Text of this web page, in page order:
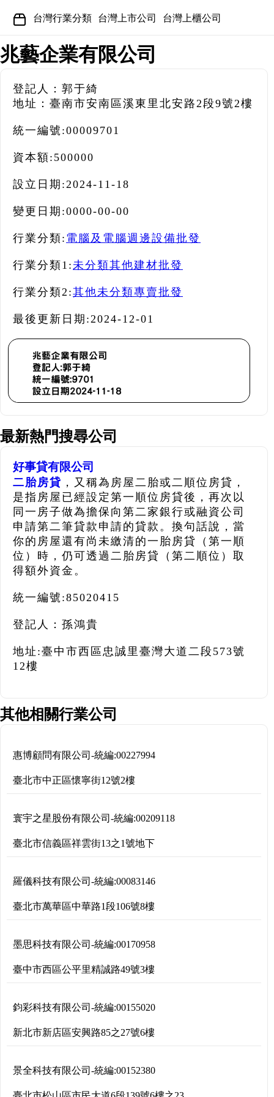
台灣行業分類 台灣上市公司 台灣上櫃公司
兆藝企業有限公司
登記人：郭于綺
地址：臺南市安南區溪東里北安路2段9號2樓
統一編號:00009701
資本額: 500000
設立日期:2024-11-18
變更日期:0000-00-00
行業分類: 電腦及電腦週邊設備批發
行業分類1:未分類其他建材批發
行業分類2:其他未分類專賣批發
最後更新日期:2024-12-01
最新熱門搜尋公司
好事貸有限公司
二胎房貸 ，又稱為房屋二胎或二順位房貸，
是指房屋已經設定第一順位房貸後，再次以
同一房子做為擔保向第二家銀行或融資公司
申請第二筆貸款申請的貸款。換句話說，當
你的房屋還有尚未繳清的一胎房貸（第一順
位）時，仍可透過二胎房貸（第二順位）取
得額外資金。
統一編號:85020415
登記人：孫鴻貴
地址:臺中市西區忠誠里臺灣大道二段573號
12樓
其他相關行業公司
惠博顧問有限公司 -統編:00227994
臺北市中正區懷寧街12號2樓
寰宇之星股份有限公司 -統編:00209118
臺北市信義區祥雲街13之1號地下
羅儀科技有限公司 -統編:00083146
臺北市萬華區中華路1段106號8樓
墨思科技有限公司 -統編:00170958
臺中市西區公平里精誠路49號3樓
鈞彩科技有限公司 -統編:00155020
新北市新店區安興路85之27號6樓
景全科技有限公司 -統編:00152380